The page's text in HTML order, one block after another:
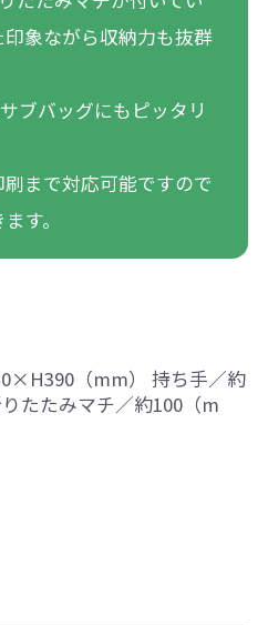
象ながら収納力も抜群
ブバッグにもピッタリ
まで対応可能ですので
す。
（mm） 持ち手／約
たたみマチ／約100（m